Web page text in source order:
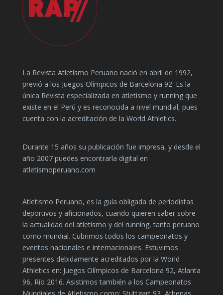
La Revista Atletismo Peruano nació en abril de 1992,
previó a los Juegos Olímpicos de Barcelona 92. Es la
única Revista especializada en atletismo y running que
existe en el Perú y es reconocida a nivel mundial, pues
cuenta con la acreditación de la World Athletics.
Durante 15 años su publicación fue impresa, y desde el
año 2007 puedes encontrarla digital en
atletismoperuano.com
Atletismo Peruano, es la guía obligada de periodistas
deportivos y aficionados, cuando quieren saber sobre
la actualidad del atletismo y del running, tanto peruano
como mundial. Cubrimos todos los campeonatos y
eventos nacionales e internacionales. Estuvimos
presentes debidamente acreditados por la World
Athletics en: Juegos Olímpicos de Barcelona 92, Atlanta
96, Río 2016. Asistimos también a los Campeonatos